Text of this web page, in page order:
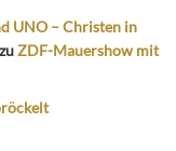
UNO – Christen in
zuZDF-Mauershow mit